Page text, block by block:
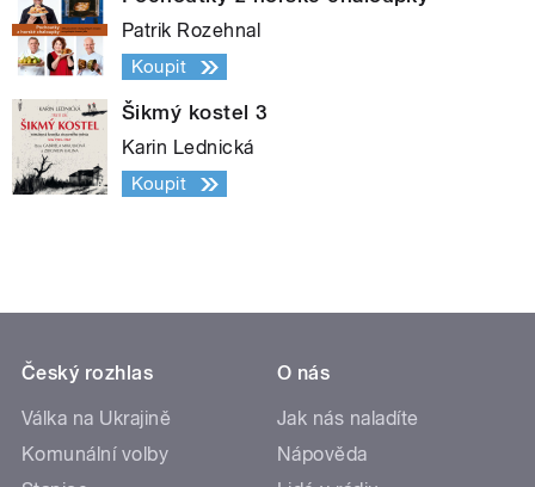
Patrik Rozehnal
Koupit
Šikmý kostel 3
Karin Lednická
Koupit
Český rozhlas
Válka na Ukrajině
Komunální volby
O nás
Jak nás naladíte
Nápověda